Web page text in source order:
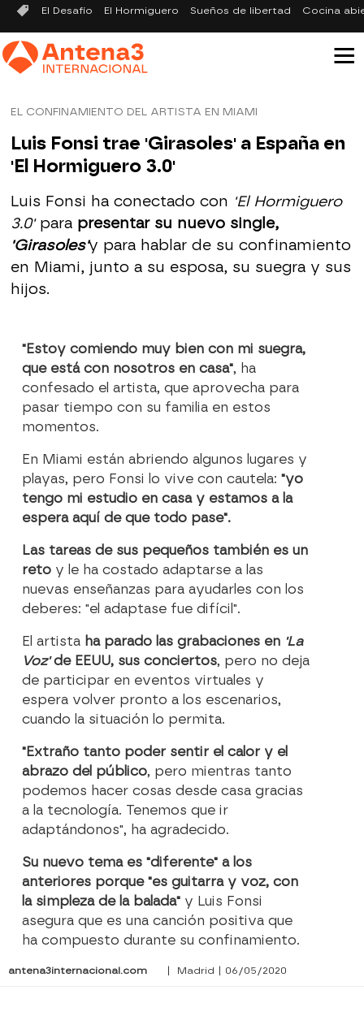
El Desafío El Hormiguero Sueños de libertad Cocina
EL CONFINAMIENTO DEL ARTISTA EN MIAMI
Luis Fonsi trae 'Girasoles' a España en
'El Hormiguero 3.0'
Luis Fonsi ha conectado con 'El Hormiguero
3.0' para presentar su nuevo single,
'Girasoles'y para hablar de su confinamiento
en Miami, junto a su esposa, su suegra y sus
hijos.
"Estoy comiendo muy bien con mi suegra,
que está con nosotros en casa", ha
confesado el artista, que aprovecha para
pasar tiempo con su familia en estos
momentos.
En Miami están abriendo algunos lugares y
playas, pero Fonsi lo vive con cautela: "yo
tengo mi estudio en casa y estamos a la
espera aquí de que todo pase".
Las tareas de sus pequeños también es un
reto y le ha costado adaptarse a las
nuevas enseñanzas para ayudarles con los
deberes: "el adaptase fue difícil".
El artista ha parado las grabaciones en 'La
Voz'de EEUU, sus conciertos, pero no deja
de participar en eventos virtuales y
espera volver pronto a los escenarios,
cuando la situación lo permita.
"Extraño tanto poder sentir el calor y el
abrazo del público, pero mientras tanto
podemos hacer cosas desde casa gracias
a la tecnología. Tenemos que ir
adaptándonos", ha agradecido.
Su nuevo tema es "diferente" a los
anteriores porque "es guitarra y voz, con
la simpleza de la balada" y Luis Fonsi
asegura que es una canción positiva que
ha compuesto durante su confinamiento.
antena3internacional.com | Madrid | 06/05/2020